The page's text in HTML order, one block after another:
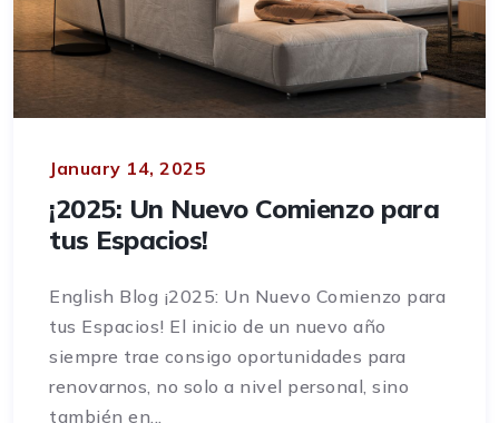
January 14, 2025
¡2025: Un Nuevo Comienzo para
tus Espacios!
English Blog ¡2025: Un Nuevo Comienzo para
tus Espacios! El inicio de un nuevo año
siempre trae consigo oportunidades para
renovarnos, no solo a nivel personal, sino
también en...